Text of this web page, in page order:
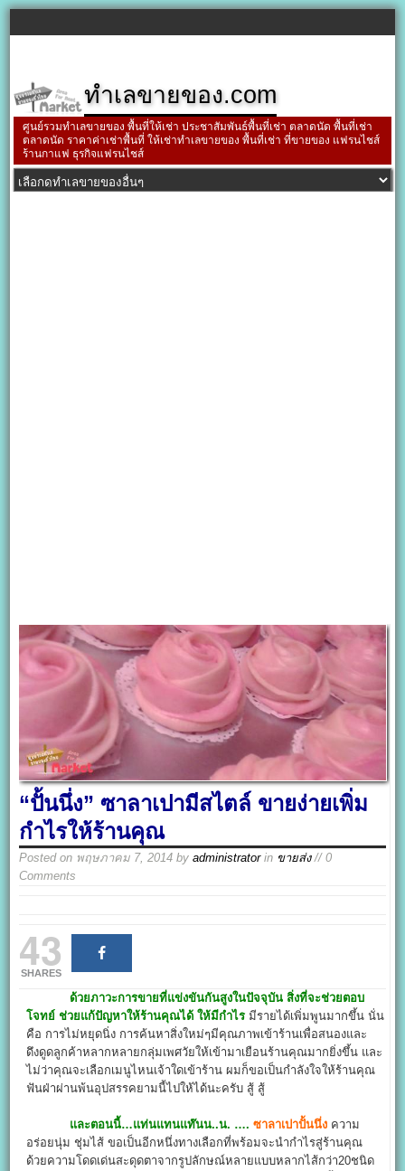
ทำเลขายของ.com
ศูนย์รวมทำเลขายของ พื้นที่ให้เช่า ประชาสัมพันธ์พื้นที่เช่า ตลาดนัด พื้นที่เช่า
ตลาดนัด ราคาค่าเช่าพื้นที่ ให้เช่าทำเลขายของ พื้นที่เช่า ที่ขายของ แฟรนไชส์
ร้านกาแฟ ธุรกิจแฟรนไชส์
“ปั้นนึ่ง” ซาลาเปามีสไตล์ ขายง่ายเพิ่ม
กำไรให้ร้านคุณ
Posted on พฤษภาคม 7, 2014 byadministratorin ขายส่ง// 0
Comments
43
SHARES
ด้วยภาวะการขายที่แข่งขันกันสูงในปัจจุบัน สิ่งที่จะช่วยตอบ
โจทย์ ช่วยแก้ปัญหาให้ร้านคุณได้ ให้มีกำไร มีรายได้เพิ่มพูนมากขึ้น นั่น
คือ การไม่หยุดนิ่ง การค้นหาสิ่งใหม่ๆมีคุณภาพเข้าร้านเพื่อสนองและ
ดึงดูดลูกค้าหลากหลายกลุ่มเพศวัยให้เข้ามาเยือนร้านคุณมากยิ่งขึ้น และ
ไม่ว่าคุณจะเลือกเมนูไหนเจ้าใดเข้าร้าน ผมก็ขอเป็นกำลังใจให้ร้านคุณ
ฟันฝ่าผ่านพ้นอุปสรรคยามนี้ไปให้ได้นะครับ สู้ สู้
และตอนนี้…แท่นแทนแท๊นน..น. …. ซาลาเปาปั้นนึ่ง ความ
อร่อยนุ่ม ชุ่มไส้ ขอเป็นอีกหนึ่งทางเลือกที่พร้อมจะนำกำไรสู่ร้านคุณ
ด้วยความโดดเด่นสะดุดตาจากรูปลักษณ์หลายแบบหลากไส้กว่า20ชนิด